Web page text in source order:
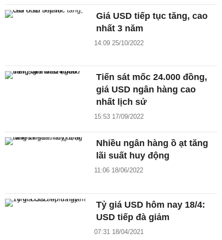
Giá USD tiếp tục tăng, cao
nhất 3 năm
14:09 25/10/2022
Tiến sát mốc 24.000 đồng,
giá USD ngân hàng cao
nhất lịch sử
15:53 17/09/2022
Nhiều ngân hàng ồ ạt tăng
lãi suất huy động
11:06 18/06/2022
Tỷ giá USD hôm nay 18/4:
USD tiếp đà giảm
07:31 18/04/2021